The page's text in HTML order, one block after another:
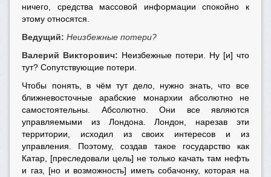
ничего, средства массовой информации спокойно к
этому относятся.
Ведущий: Неизбежные потери?
Валерий Викторович: Неизбежные потери. Ну [и] что
тут? Сопутствующие потери.
Чтобы понять, в чём тут дело, нужно знать, что все
ближневосточные арабские монархии абсолютно не
самостоятельны. Абсолютно. Они все являются
управляемыми из Лондона. Лондон, нарезав эти
территории, исходил из своих интересов и из
управления. Поэтому, создав такое государство как
Катар, [преследовали цель] не только качать там нефть
и газ, [но и возможность] иметь собачонку, которая на